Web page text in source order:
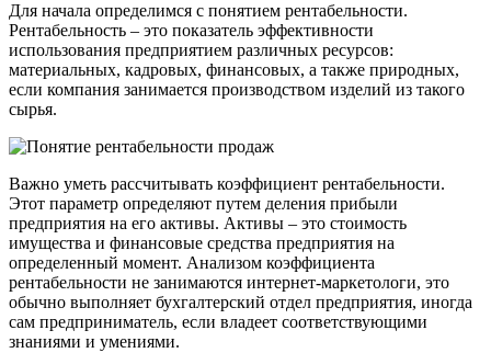
Для начала определимся с понятием рентабельности.
Рентабельность – это показатель эффективности
использования предприятием различных ресурсов:
материальных, кадровых, финансовых, а также природных,
если компания занимается производством изделий из такого
сырья.
Важно уметь рассчитывать коэффициент рентабельности.
Этот параметр определяют путем деления прибыли
предприятия на его активы. Активы – это стоимость
имущества и финансовые средства предприятия на
определенный момент. Анализом коэффициента
рентабельности не занимаются интернет-маркетологи, это
обычно выполняет бухгалтерский отдел предприятия, иногда
сам предприниматель, если владеет соответствующими
знаниями и умениями.